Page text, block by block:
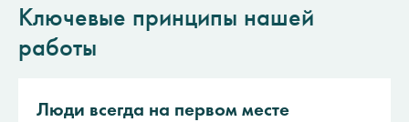
Ключевые принципы нашей
работы
Люди всегда на первом месте